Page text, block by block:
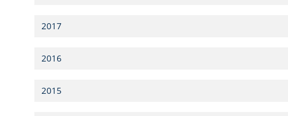
2017
2016
2015